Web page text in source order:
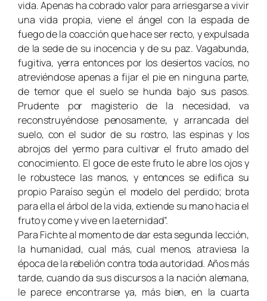
vida. Apenas ha cobrado valor para arriesgarse a vivir
una vida propia, viene el ángel con la espada de
fuego de la coacción que hace ser recto, y expulsada
de la sede de su inocencia y de su paz. Vagabunda,
fugitiva, yerra entonces por los desiertos vacíos, no
atreviéndose apenas a fijar el pie en ninguna parte,
de temor que el suelo se hunda bajo sus pasos.
Prudente por magisterio de la necesidad, va
reconstruyéndose penosamente, y arrancada del
suelo, con el sudor de su rostro, las espinas y los
abrojos del yermo para cultivar el fruto amado del
conocimiento. El goce de este fruto le abre los ojos y
le robustece las manos, y entonces se edifica su
propio Paraíso según el modelo del perdido; brota
para ella el árbol de la vida, extiende su mano hacia el
fruto y come y vive en la eternidad”.
Para Fichte al momento de dar esta segunda lección,
la humanidad, cual más, cual menos, atraviesa la
época de la rebelión contra toda autoridad. Años más
tarde, cuando da sus discursos a la nación alemana,
le parece encontrarse ya, más bien, en la cuarta